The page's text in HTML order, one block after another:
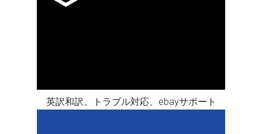
英訳和訳、トラブル対応、ebayサポート